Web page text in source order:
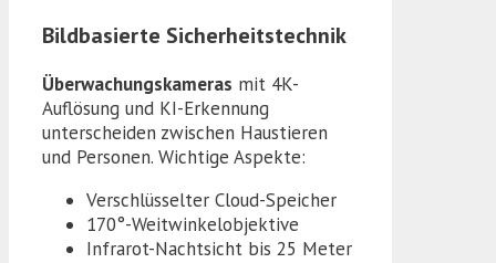
Bildbasierte Sicherheitstechnik
Überwachungskameras mit 4K-
Auflösung und KI-Erkennung
unterscheiden zwischen Haustieren
und Personen. Wichtige Aspekte:
Verschlüsselter Cloud-Speicher
170°-Weitwinkelobjektive
Infrarot-Nachtsicht bis 25 Meter